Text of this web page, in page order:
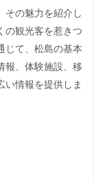
その魅力を紹介し
の観光客を惹きつ
じて、松島の基本
報、体験施設、移
い情報を提供しま